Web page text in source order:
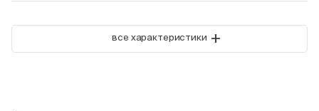
все характеристики +